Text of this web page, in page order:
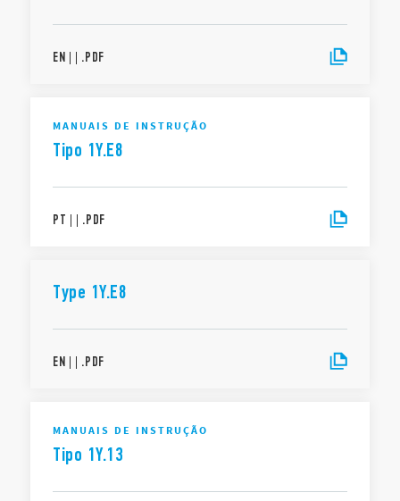
EN | | .PDF
MANUAIS DE INSTRUÇÃO
Tipo 1Y.E8
PT | | .PDF
Type 1Y.E8
EN | | .PDF
MANUAIS DE INSTRUÇÃO
Tipo 1Y.13